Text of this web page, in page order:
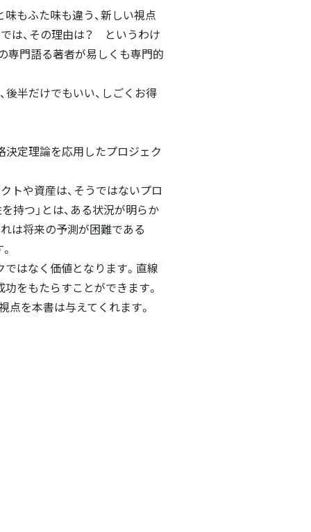
もふた味も違う、新しい視点
では、その理由は？ というわけ
専門語る著者が易しくも専門的
後半だけでもいい、しごくお得
決定理論を応用したプロジェク
トや資産は、そうではないプロ
持つ」とは、ある状況が明らか
は将来の予測が困難である
はなく価値となります。直線
をもたらすことができます。
点を本書は与えてくれます。